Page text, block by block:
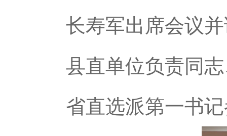
长寿军出席会议
县直单位负责同
省直选派第一书